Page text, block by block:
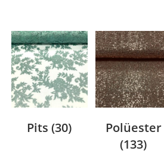
Pits(30)
Polüester
(133)